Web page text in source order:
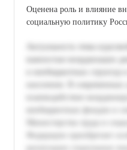
Оценена роль и влияние
социальную политику